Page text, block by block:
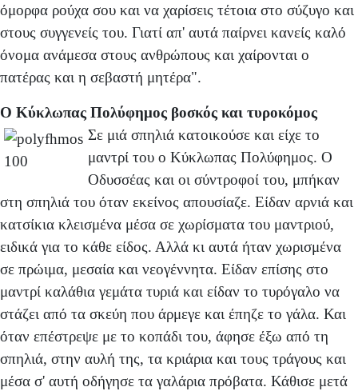
όμορφα ρούχα σου και να χαρίσεις τέτοια στο σύζυγο και
στους συγγενείς του. Γιατί απ' αυτά παίρνει κανείς καλό
όνομα ανάμεσα στους ανθρώπους και χαίρονται ο
πατέρας και η σεβαστή μητέρα".
Ο Κύκλωπας Πολύφημος βοσκός και τυροκόμος
Σε μιά σπηλιά κατοικούσε και είχε το
μαντρί του ο Κύκλωπας Πολύφημος. Ο
Οδυσσέας και οι σύντροφοί του, μπήκαν
στη σπηλιά του όταν εκείνος απουσίαζε. Είδαν αρνιά και
κατσίκια κλεισμένα μέσα σε χωρίσματα του μαντριού,
ειδικά για το κάθε είδος. Αλλά κι αυτά ήταν χωρισμένα
σε πρώιμα, μεσαία και νεογέννητα. Είδαν επίσης στο
μαντρί καλάθια γεμάτα τυριά και είδαν το τυρόγαλο να
στάζει από τα σκεύη που άρμεγε και έπηζε το γάλα. Και
όταν επέστρεψε με το κοπάδι του, άφησε έξω από τη
σπηλιά, στην αυλή της, τα κριάρια και τους τράγους και
μέσα σ' αυτή οδήγησε τα γαλάρια πρόβατα. Κάθισε μετά